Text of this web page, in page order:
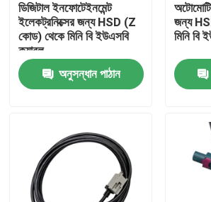
বাড়ি
ভিডিও
ডিজিটাল ইনফোটেইনমেন্ট
ইলেকট্রনিক্সের জন্য HSD (Z
কোড) থেকে মিনি বি ইউএসবি
ক্যাবল
অনুসন্ধান পাঠান
জন্য
মিনি বি